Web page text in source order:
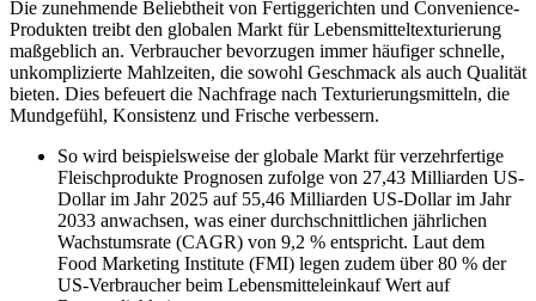
Die zunehmende Beliebtheit von Fertiggerichten und Convenience-
Produkten treibt den globalen Markt für Lebensmitteltexturierung
maßgeblich an. Verbraucher bevorzugen immer häufiger schnelle,
unkomplizierte Mahlzeiten, die sowohl Geschmack als auch Qualität
bieten. Dies befeuert die Nachfrage nach Texturierungsmitteln, die
Mundgefühl, Konsistenz und Frische verbessern.
So wird beispielsweise der globale Markt für verzehrfertige
Fleischprodukte Prognosen zufolge von 27,43 Milliarden US-
Dollar im Jahr 2025 auf 55,46 Milliarden US-Dollar im Jahr
2033 anwachsen, was einer durchschnittlichen jährlichen
Wachstumsrate (CAGR) von 9,2 % entspricht. Laut dem
Food Marketing Institute (FMI) legen zudem über 80 % der
US-Verbraucher beim Lebensmitteleinkauf Wert auf